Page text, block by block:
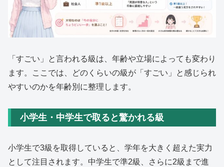
「すごい」と言われる級は、年齢や立場によっても変わり
ます。ここでは、どのくらいの級が「すごい」と感じられ
やすいのかを年齢別に整理します。
小学生・中学生で取ると驚かれる級
小学生で3級を取得していると、学年を大きく超えた実力
として注目されます。中学生で準2級、さらに2級まで進